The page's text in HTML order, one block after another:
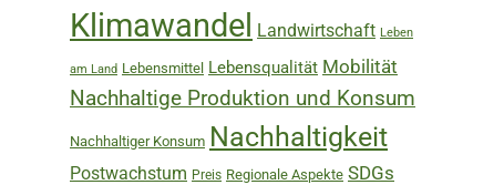
Klimawandel Landwirtschaft Leben
am Land Lebensmittel Lebensqualität Mobilität
Nachhaltige Produktion und Konsum
Nachhaltiger Konsum Nachhaltigkeit
Postwachstum Preis Regionale Aspekte SDGs